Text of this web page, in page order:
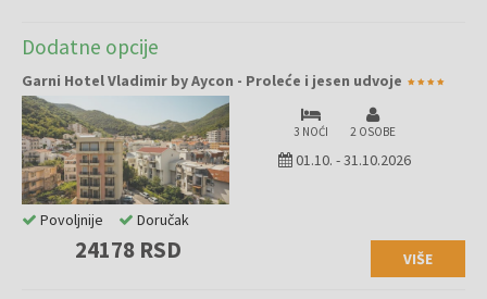
jezgrom, slikovitim ulicama i brojnim kulturnim znamenitostima.
Budva je popularna destinacija za opuštajući odmor uz more,
istraživanje istorije i uživanje u raznovrsnoj gastronomiji i zabavi.
Dodatne opcije
Garni Hotel Vladimir by Aycon - Proleće i jesen udvoje
3 NOĆI 2 OSOBE
01.10. -31.10.2026
24178 RSD VIŠE
Povoljnije Doručak